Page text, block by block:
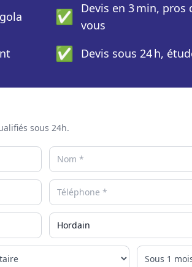
✅ Devis en 3 min, pros
vous
✅ Devis sous 24 h,
sous 24h.